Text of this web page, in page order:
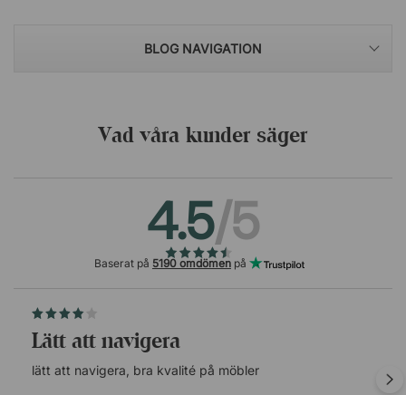
BLOG NAVIGATION
Vad våra kunder säger
4.5/5
Baserat på 5190 omdömenpå
lätt att navigera
lätt att navigera, bra kvalité på möbler